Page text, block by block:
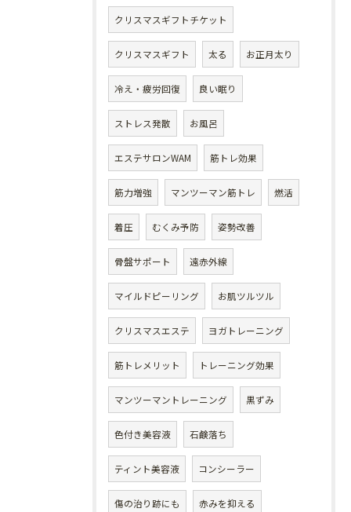
クリスマスギフトチケット
クリスマスギフト 太る お正月太り
冷え・疲労回復 良い眠り
ストレス発散 お風呂
エステサロンWAM 筋トレ効果
筋力増強 マンツーマン筋トレ 燃活
着圧 むくみ予防 姿勢改善
骨盤サポート 遠赤外線
マイルドピーリング お肌ツルツル
クリスマスエステ ヨガトレーニング
筋トレメリット トレーニング効果
マンツーマントレーニング 黒ずみ
色付き美容液 石鹸落ち
ティント美容液 コンシーラー
傷の治り跡にも 赤みを抑える